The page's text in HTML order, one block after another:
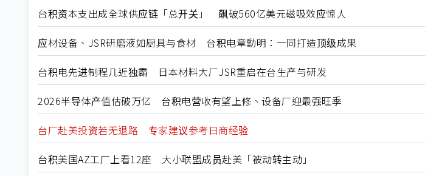
台积资本支出成全球供应链「总开关」 飙破560亿美元磁吸效应惊人
应材设备、JSR研磨液如厨具与食材 台积电章勳明：一同打造顶级成果
台积电先进制程几近独霸 日本材料大厂JSR重启在台生产与研发
2026半导体产值估破万亿 台积电营收有望上修、设备厂迎最强旺季
台厂赴美投资若无退路 专家建议参考日商经验
台积美国AZ工厂上看12座 大小联盟成员赴美「被动转主动」